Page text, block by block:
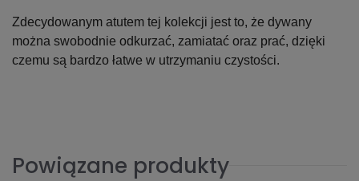
Zdecydowanym atutem tej kolekcji jest to, że dywany
można swobodnie odkurzać, zamiatać oraz prać, dzięki
czemu są bardzo łatwe w utrzymaniu czystości.
Powiązane produkty